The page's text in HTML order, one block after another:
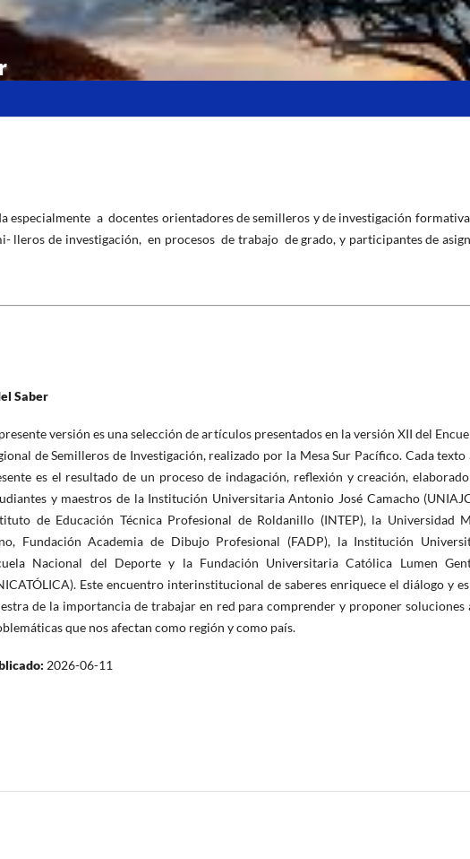
especialmente a docentes orientadores de semilleros y de investigación
lleros de investigación, en procesos de trabajo de grado, y participantes de
Saber
versión es una selección de artículos presentados en la versión XII del
de Semilleros de Investigación, realizado por la Mesa Sur Pacífico. Cada texto
es el resultado de un proceso de indagación, reflexión y creación,
y maestros de la Institución Universitaria Antonio José Camacho
de Educación Técnica Profesional de Roldanillo (INTEP), la Universidad
Fundación Academia de Dibujo Profesional (FADP), la Institución
Nacional del Deporte y la Fundación Universitaria Católica Lumen
Este encuentro interinstitucional de saberes enriquece el diálogo y
de la importancia de trabajar en red para comprender y proponer soluciones
que nos afectan como región y como país.
2026-06-11